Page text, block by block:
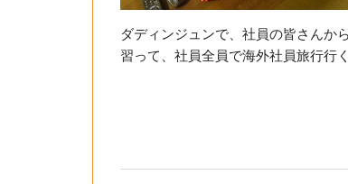
ダディンジュンで、社員の皆さんか
習って、社員全員で海外社員旅行行